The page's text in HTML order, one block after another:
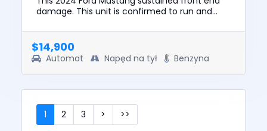
damage. This unit is confirmed to run and
was $28988. This vehic...
$14,900
Automat Napęd na tył Benzyna
1 2 3 >
>>